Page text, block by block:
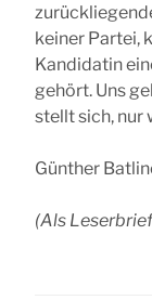
keiner Partei,
Kandidatin
gehört. Uns
stellt sich, nur
Günther
(Als